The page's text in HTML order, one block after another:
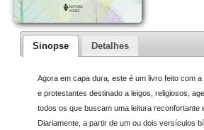
Sinopse Detalhes
Agora em capa dura, este é um livro feito com
e protestantes destinado a leigos, religiosos,
todos os que buscam uma leitura reconfortante
Diariamente, a partir de um ou dois versículos